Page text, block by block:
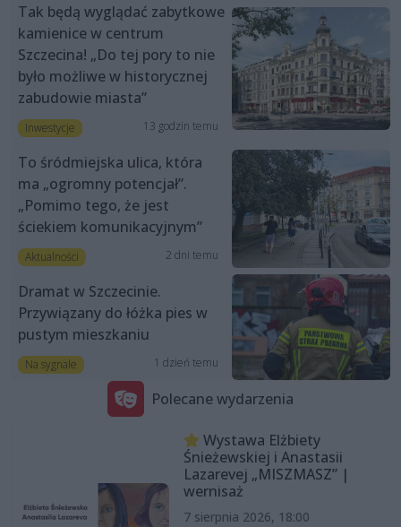
Tak będą wyglądać zabytkowe
kamienice w centrum
Szczecina! „Do tej pory to nie
było możliwe w historycznej
zabudowie miasta”
Inwestycje 13 godzin temu
To śródmiejska ulica, która
ma „ogromny potencjał”.
„Pomimo tego, że jest
ściekiem komunikacyjnym”
Aktualności 2 dni temu
Dramat w Szczecinie.
Przywiązany do łóżka pies w
pustym mieszkaniu
Na sygnale 1 dzień temu
Polecane wydarzenia
Wystawa Elżbiety
Śnieżewskiej i Anastasii
Lazarevej „MISZMASZ” |
wernisaż
7 sierpnia 2026, 18:00